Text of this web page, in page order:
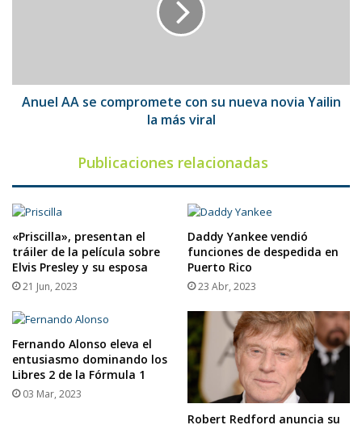
Yailin
Anuel AA se compromete con su nueva novia Yailin
la más viral
Publicaciones relacionadas
«Priscilla», presentan el
tráiler de la película sobre
Elvis Presley y su esposa
21 Jun, 2023
Daddy Yankee vendió
funciones de despedida en
Puerto Rico
23 Abr, 2023
Fernando Alonso eleva el
entusiasmo dominando los
Libres 2 de la Fórmula 1
03 Mar, 2023
Robert Redford anuncia su